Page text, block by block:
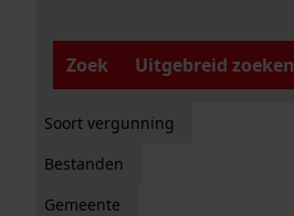
Zoek
Uitgebreid zoeken
Soort vergunning
Bestanden
Gemeente